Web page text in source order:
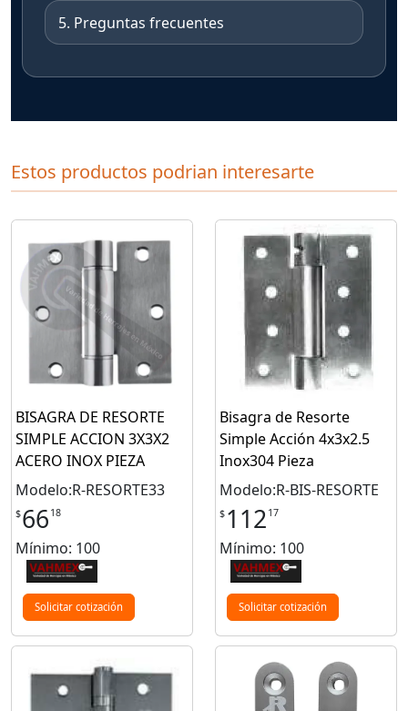
5. Preguntas frecuentes
Estos productos podrian interesarte
BISAGRA DE RESORTE
SIMPLE ACCION 3X3X2
ACERO INOX PIEZA
Modelo:R-RESORTE33
$66 18
Mínimo: 100
Solicitar cotización
Bisagra de Resorte
Simple Acción 4x3x2.5
Inox304 Pieza
Modelo:R-BIS-RESORTE
$ 112 17
Mínimo: 100
Solicitar cotización